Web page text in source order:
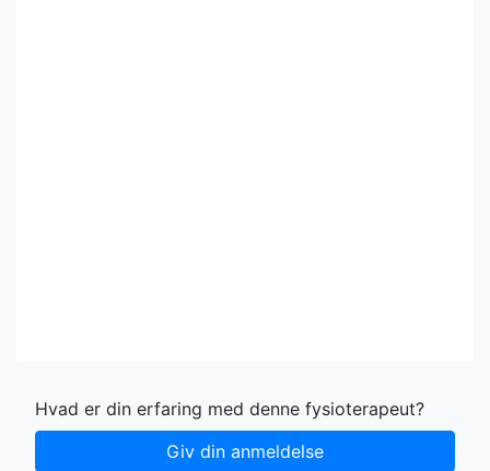
Hvad er din erfaring med denne fysioterapeut?
Giv din anmeldelse